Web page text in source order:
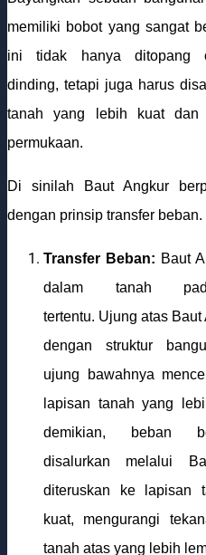
memiliki bobot yang sangat
ini tidak hanya ditopang
dinding, tetapi juga harus
tanah yang lebih kuat
permukaan.
Di sinilah Baut Angkur
dengan prinsip transfer beban.
Transfer Beban: Baut
dalam tanah
tertentu. Ujung atas
dengan struktur
ujung bawahnya
lapisan tanah yang
demikian, beban
disalurkan melalui
diteruskan ke lapisan
kuat, mengurangi
tanah atas yang lebih